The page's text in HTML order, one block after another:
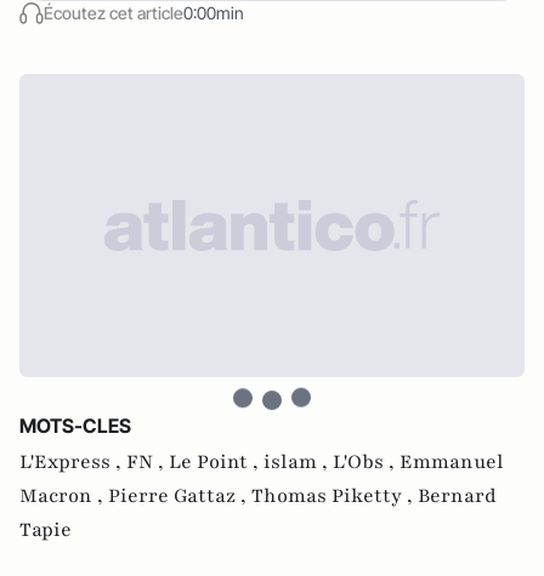
Écoutez cet article0:00min
MOTS-CLES
L'Express , FN , Le Point , islam , L'Obs , Emmanuel
Macron , Pierre Gattaz , Thomas Piketty , Bernard
Tapie